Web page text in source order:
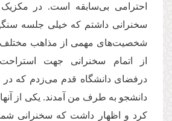
احترامی بی‌سابقه است. در مکزیک
سخنرانی داشتم که خیلی جلسه
شخصیت‌های مهمی از مذاهب مختلف
از اتمام سخنرانی جهت
درفضای دانشگاه قدم می‌زدم که در
دانشجو به طرف من آمدند. یکی از
کرد و اظهار داشت که سخنرانی